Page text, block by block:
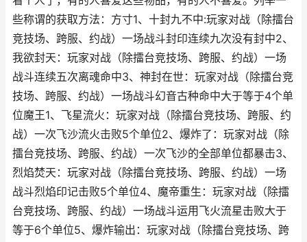
些称谓的获取方法：方寸1、十封九不中:玩家对战（除擂台
竞技场、跨服、约战）一场战斗封印连续九次没有封中2、
我欲封天：玩家对战（除擂台竞技场、跨服、约战）一场
战斗连续五次离魂命中3、神封在世：玩家对战（除擂台竞
技场、跨服、约战）一场战斗幻音古种命中大于等于4个单
位魔王1、飞星流火：玩家对战（除擂台竞技场、跨服、约
战）一次飞沙流火击败5个单位2、爆炸了：玩家对战（除
擂台竞技场、跨服、约战）一次飞沙的全部单位都暴击3、
烈焰焚天：玩家对战（除擂台竞技场、跨服、约战）一场
战斗烈焰印记击败5个单位4、魔帝重生：玩家对战（除擂
台竞技场、跨服、约战）一场战斗运用飞火流星击败大于
等于6个单位5、爆炸输出：玩家对战（除擂台竞技场、跨